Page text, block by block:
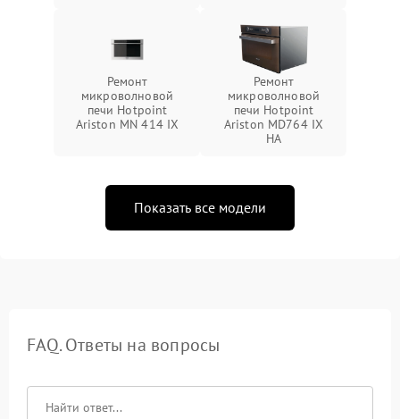
Ремонт
микроволновой
печи Hotpoint
Ariston MN 414 IX
Ремонт
микроволновой
печи Hotpoint
Ariston MD764 IX
HA
Показать все модели
FAQ. Ответы на вопросы